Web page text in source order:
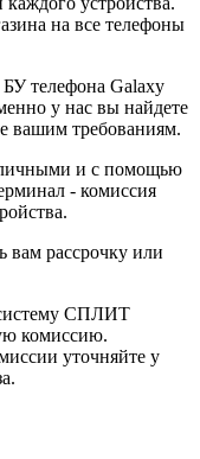
на все телефоны
телефона Galaxy
у нас вы найдете
вашим требованиям.
и с помощью
- комиссия
рассрочку или
СПЛИТ
комиссию.
уточняйте у